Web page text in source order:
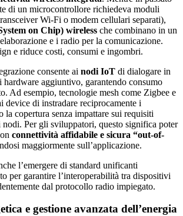
di un microcontrollore richiedeva moduli
Wi-Fi o modem cellulari separati),
on Chip) wireless che combinano in un
e i radio per la comunicazione.
e riduce costi, consumi e ingombri.
consente ai nodi IoT di dialogare in
hardware aggiuntivo, garantendo consumo
Ad esempio, tecnologie mesh come Zigbee e
device di instradare reciprocamente i
la copertura senza impattare sui requisiti
Per gli sviluppatori, questo significa poter
connettività affidabile e sicura “out-of-
maggiormente sull’applicazione.
l’emergere di standard unificanti
per garantire l’interoperabilità tra dispositivi
dal protocollo radio impiegato.
e gestione avanzata dell’energia